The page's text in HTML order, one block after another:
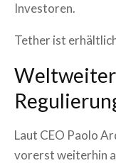
Investoren.
Tether ist
Weltweiter
Laut CEO Paolo
vorerst weiterhin